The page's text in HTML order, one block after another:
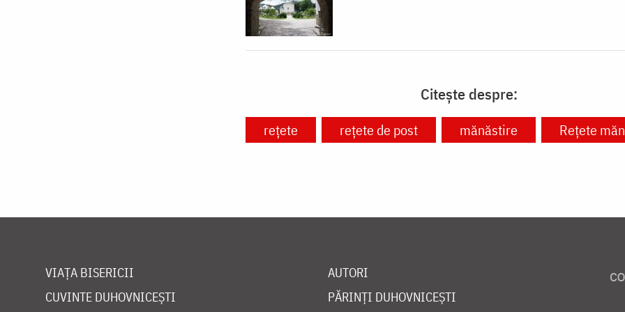
Citește despre:
rețete rețete de post mănăstire Rețete
VIAȚA BISERICII
CUVINTE DUHOVNICEȘTI
AUTORI
PĂRINȚI DUHOVNICEȘTI